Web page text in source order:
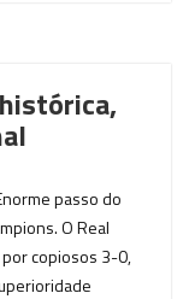
passo do
O Real
copiosos 3-0,